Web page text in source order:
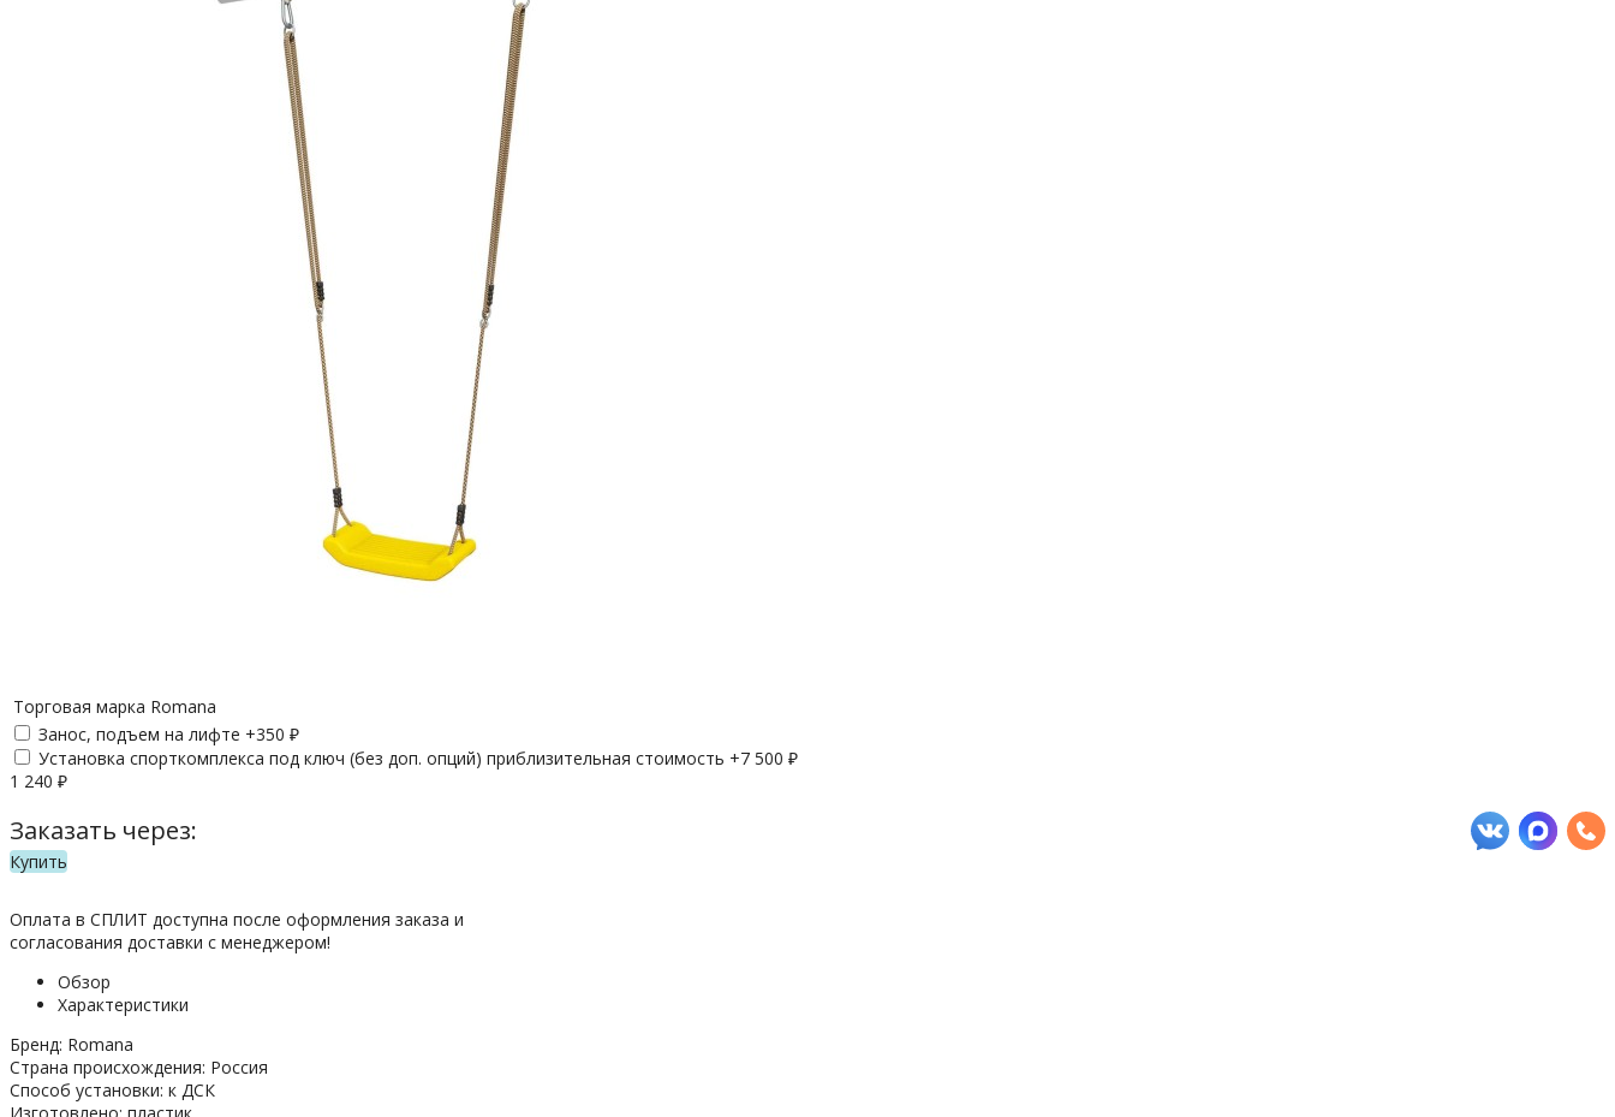
Торговая марка Romana
Занос, подъем на лифте +350 ₽
Установка спорткомплекса под ключ (без доп. опций) приблизительная стоимость +7 500 ₽
1 240 ₽
Заказать через:
Купить
Оплата в СПЛИТ доступна после оформления заказа и
согласования доставки с менеджером!
Обзор
Характеристики
Бренд: Romana
Страна происхождения: Россия
Способ установки: к ДСК